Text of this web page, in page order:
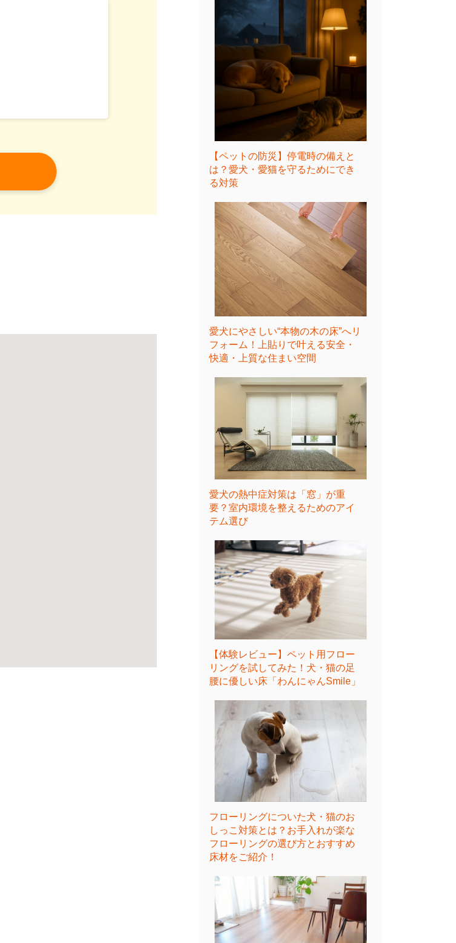
【ペットの防災】停電時の備えと
は？愛犬・愛猫を守るためにでき
る対策
愛犬にやさしい“本物の木の床”へリ
フォーム！上貼りで叶える安全・
快適・上質な住まい空間
愛犬の熱中症対策は「窓」が重
要？室内環境を整えるためのアイ
テム選び
【体験レビュー】ペット用フロー
リングを試してみた！犬・猫の足
腰に優しい床「わんにゃんSmile」
フローリングについた犬・猫のお
しっこ対策とは？お手入れが楽な
フローリングの選び方とおすすめ
床材をご紹介！